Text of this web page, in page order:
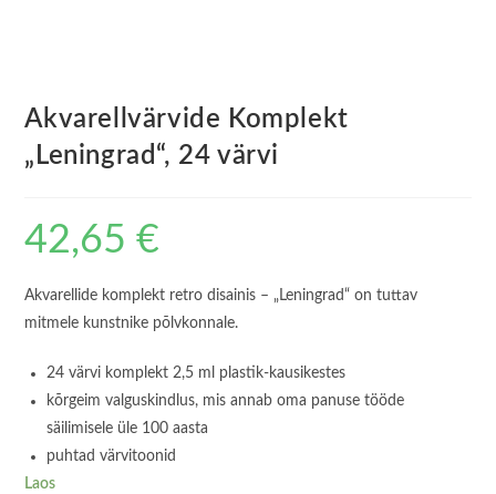
Akvarellvärvide Komplekt
„Leningrad“, 24 värvi
42,65€
Akvarellide komplekt retro disainis – „Leningrad“ on tuttav
mitmele kunstnike põlvkonnale.
24 värvi komplekt 2,5 ml plastik-kausikestes
kõrgeim valguskindlus, mis annab oma panuse tööde
säilimisele üle 100 aasta
puhtad värvitoonid
Laos